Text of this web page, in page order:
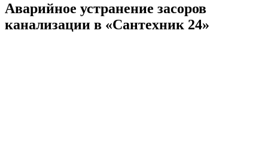
Аварийное устранение засоров
канализации в «Сантехник 24»